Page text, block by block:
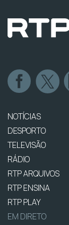
NOTÍCIAS
DESPORTO
TELEVISÃO
RÁDIO
RTP ARQUIVOS
RTP ENSINA
RTP PLAY
EM DIRETO